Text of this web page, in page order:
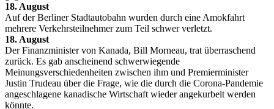
18. August
Auf der Berliner Stadtautobahn wurden durch eine Amokfahrt
mehrere Verkehrsteilnehmer zum Teil schwer verletzt.
18. August
Der Finanzminister von Kanada, Bill Morneau, trat überraschend
zurück. Es gab anscheinend schwerwiegende
Meinungsverschiedenheiten zwischen ihm und Premierminister
Justin Trudeau über die Frage, wie die durch die Corona-Pandemie
angeschlagene kanadische Wirtschaft wieder angekurbelt werden
könnte.